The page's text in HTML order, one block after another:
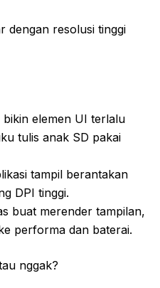
dengan resolusi tinggi
bikin elemen UI terlalu
tulis anak SD pakai
tampil berantakan
DPI tinggi.
buat merender tampilan,
performa dan baterai.
nggak?